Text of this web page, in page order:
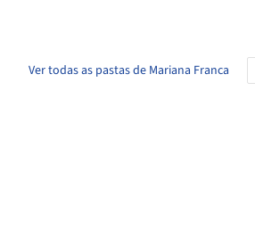
Ver todas as pastas de Mariana Franca